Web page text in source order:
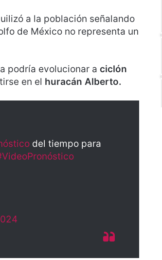
a la población señalando
de México no representa un
podría evolucionar a ciclón
en el huracán Alberto.
del tiempo para